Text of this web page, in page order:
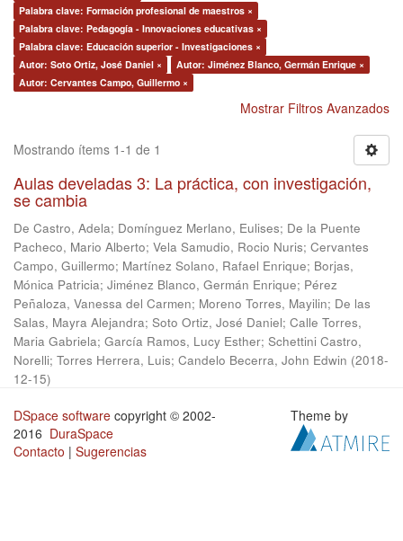
Palabra clave: Formación profesional de maestros ×
Palabra clave: Pedagogía - Innovaciones educativas ×
Palabra clave: Educación superior - Investigaciones ×
Autor: Soto Ortiz, José Daniel ×
Autor: Jiménez Blanco, Germán Enrique ×
Autor: Cervantes Campo, Guillermo ×
Mostrar Filtros Avanzados
Mostrando ítems 1-1 de 1
Aulas develadas 3: La práctica, con investigación,
se cambia
De Castro, Adela; Domínguez Merlano, Eulises; De la Puente
Pacheco, Mario Alberto; Vela Samudio, Rocio Nuris; Cervantes
Campo, Guillermo; Martínez Solano, Rafael Enrique; Borjas,
Mónica Patricia; Jiménez Blanco, Germán Enrique; Pérez
Peñaloza, Vanessa del Carmen; Moreno Torres, Mayilin; De las
Salas, Mayra Alejandra; Soto Ortiz, José Daniel; Calle Torres,
Maria Gabriela; García Ramos, Lucy Esther; Schettini Castro,
Norelli; Torres Herrera, Luis; Candelo Becerra, John Edwin (2018-
12-15)
DSpace software copyright © 2002-
2016 DuraSpace
Contacto | Sugerencias
Theme by